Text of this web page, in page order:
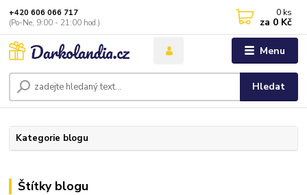
Menu
Hledat
+420 606 066 717
(Po-Ne, 9:00 - 21:00 hod.)
0 ks
za 0 Kč
Kategorie blogu
Štítky blogu